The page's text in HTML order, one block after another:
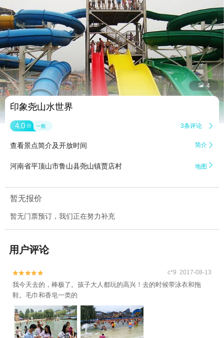
 4
印象尧山水世界
4.0 分 一般 3条评论 
查看景点简介及开放时间 简介 
河南省平顶山市鲁山县尧山镇贾店村 地图 
暂无报价
暂无门票预订，我们正在努力补充
用户评论

 c*9 2017-08-13
我今天去的，棒极了。孩子大人都玩的高兴！去的时候带泳衣和拖
鞋。毛巾和香皂一类的
